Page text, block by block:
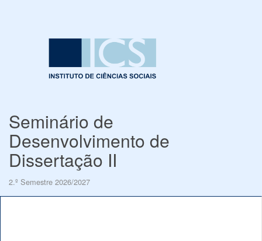
Seminário de
Desenvolvimento de
Dissertação II
2.º Semestre 2026/2027